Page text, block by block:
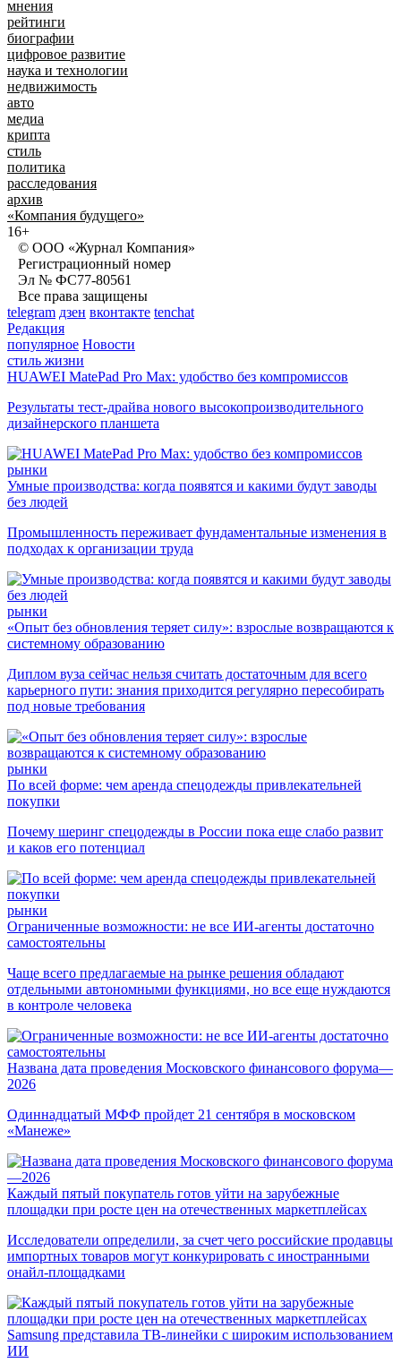
мнения
рейтинги
биографии
цифровое развитие
наука и технологии
недвижимость
авто
медиа
крипта
стиль
политика
расследования
архив
«Компания будущего»
16+
© ООО «Журнал Компания»
Регистрационный номер
Эл № ФС77-80561
Все права защищены
telegram дзен вконтакте tenchat
Редакция
популярное Новости
стиль жизни
HUAWEI MatePad Pro Max: удобство без компромиссов
Результаты тест-драйва нового высокопроизводительного
дизайнерского планшета
рынки
Умные производства: когда появятся и какими будут заводы
без людей
Промышленность переживает фундаментальные изменения в
подходах к организации труда
рынки
«Опыт без обновления теряет силу»: взрослые возвращаются к
системному образованию
Диплом вуза сейчас нельзя считать достаточным для всего
карьерного пути: знания приходится регулярно пересобирать
под новые требования
рынки
По всей форме: чем аренда спецодежды привлекательней
покупки
Почему шеринг спецодежды в России пока еще слабо развит
и каков его потенциал
рынки
Ограниченные возможности: не все ИИ-агенты достаточно
самостоятельны
Чаще всего предлагаемые на рынке решения обладают
отдельными автономными функциями, но все еще нуждаются
в контроле человека
Названа дата проведения Московского финансового форума—
2026
Одиннадцатый МФФ пройдет 21 сентября в московском
«Манеже»
Каждый пятый покупатель готов уйти на зарубежные
площадки при росте цен на отечественных маркетплейсах
Исследователи определили, за счет чего российские продавцы
импортных товаров могут конкурировать с иностранными
онайл-площадками
Samsung представила ТВ-линейки с широким использованием
ИИ